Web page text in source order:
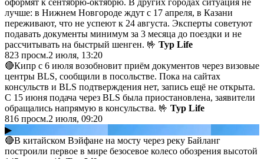
лучше: в Нижнем Новгороде ждут с 17 апреля, в Казани
переживают, что не успеют к 24 августа. Эксперты советуют
подавать документы минимум за 3 месяца до поездки и не
рассчитывать на быстрый шенген. 🤟 Тур Life
823 просм.2 июля, 13:20
🔴Кипр с 6 июля возобновит приём документов через визовые
центры BLS, сообщили в посольстве. Пока на сайтах
консульств и BLS подтверждения нет, запись ещё не открыта.
С 15 июня подача через BLS была приостановлена, заявители
обращались напрямую в консульства. 🤟 Тур Life
816 просм.2 июля, 09:20
▶
🔴В китайском Вэйфане на мосту через реку Байланг
построили первое в мире безосевое колесо обозрения высотой